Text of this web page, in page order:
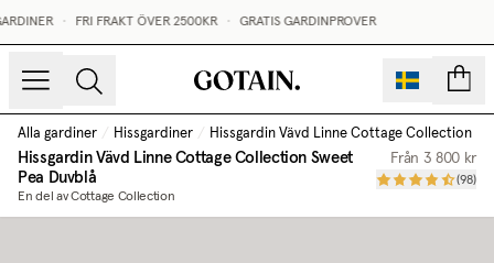
FRI FRAKT ÖVER 2500KR GRATIS GARDINPROVER
Alla gardiner / Hissgardiner / Hissgardin Vävd Linne Cottage Collection
Hissgardin Vävd Linne Cottage Collection Sweet
Pea Duvblå
En del av Cottage Collection
Från 3 800 kr
(98)